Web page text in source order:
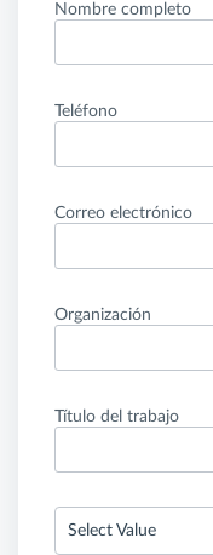
Nombre completo
Teléfono
Correo electrónico
Organización
Título del trabajo
Select Value